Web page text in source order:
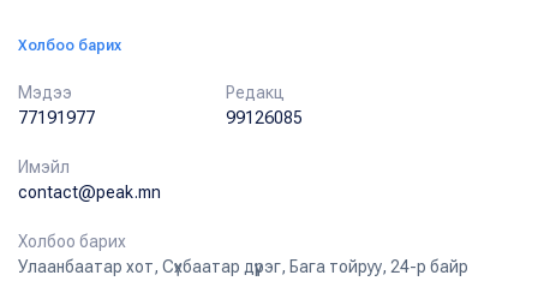
Холбоо барих
Мэдээ
77191977
Редакц
99126085
Имэйл
contact@peak.mn
Холбоо барих
Улаанбаатар хот, Сүхбаатар дүүрэг, Бага тойруу, 24-р байр